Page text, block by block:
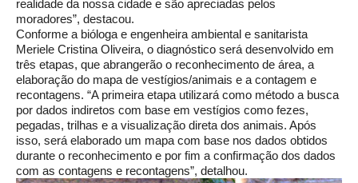
realidade da nossa cidade e são apreciadas pelos
moradores”, destacou.
Conforme a bióloga e engenheira ambiental e sanitarista
Meriele Cristina Oliveira, o diagnóstico será desenvolvido em
três etapas, que abrangerão o reconhecimento de área, a
elaboração do mapa de vestígios/animais e a contagem e
recontagens. “A primeira etapa utilizará como método a busca
por dados indiretos com base em vestígios como fezes,
pegadas, trilhas e a visualização direta dos animais. Após
isso, será elaborado um mapa com base nos dados obtidos
durante o reconhecimento e por fim a confirmação dos dados
com as contagens e recontagens”, detalhou.